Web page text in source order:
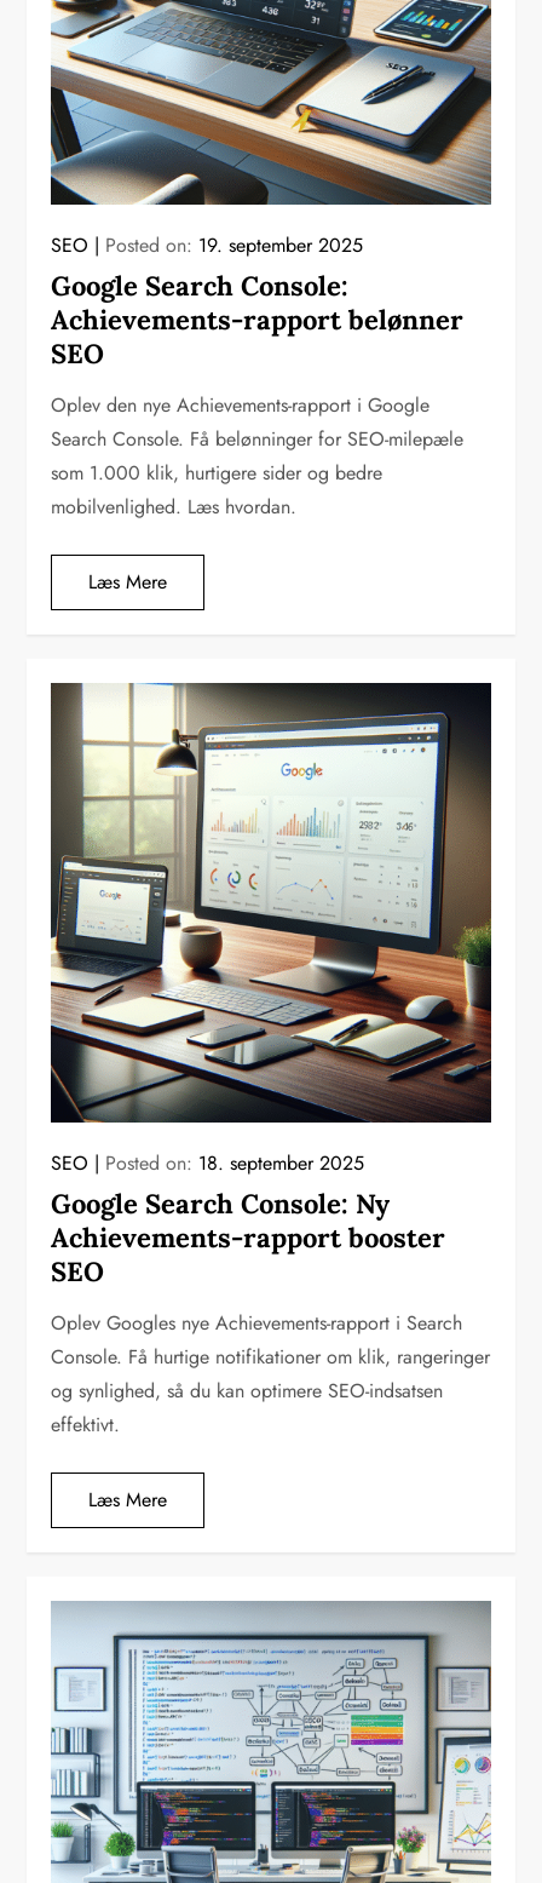
SEO Posted on: 19. september 2025
Google Search Console:
Achievements-rapport belønner
SEO
Oplev den nye Achievements-rapport i Google
Search Console. Få belønninger for SEO-milepæle
som 1.000 klik, hurtigere sider og bedre
mobilvenlighed. Læs hvordan.
Læs Mere
SEO Posted on: 18. september 2025
Google Search Console: Ny
Achievements-rapport booster
SEO
Oplev Googles nye Achievements-rapport i Search
Console. Få hurtige notifikationer om klik, rangeringer
og synlighed, så du kan optimere SEO-indsatsen
effektivt.
Læs Mere